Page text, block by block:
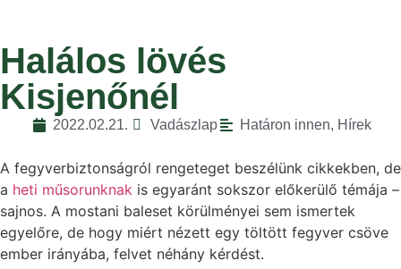
Halálos lövés
Kisjenőnél
2022.02.21. Vadászlap Határon innen, Hírek
A fegyverbiztonságról rengeteget beszélünk cikkekben, de
a heti műsorunknak is egyaránt sokszor előkerülő témája –
sajnos. A mostani baleset körülményei sem ismertek
egyelőre, de hogy miért nézett egy töltött fegyver csöve
ember irányába, felvet néhány kérdést.